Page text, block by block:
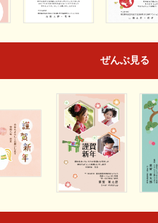
ぜんぶ見る